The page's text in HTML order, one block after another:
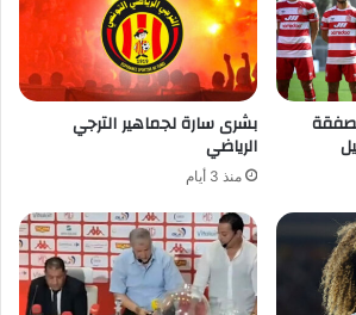
صفقة بشرى سارة لجماهير الترجي
الرياضي
منذ 3 أيام